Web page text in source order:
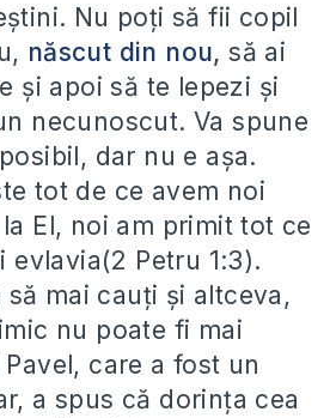
Nu poţi să fii copil
născut din nou,să ai
şi apoi să te lepezi şi
necunoscut. Va spune
dar nu e aşa.
tot de ce avem noi
El, noi am primit tot ce
evlavia(2 Petru 1:3).
mai cauţi şi altceva,
nu poate fi mai
care a fost un
a spus că dorinţa cea